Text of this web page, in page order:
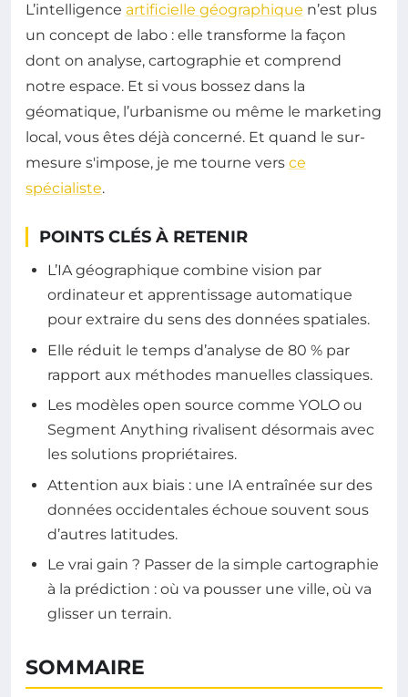
L’intelligence artificielle géographique n’est plus
un concept de labo : elle transforme la façon
dont on analyse, cartographie et comprend
notre espace. Et si vous bossez dans la
géomatique, l’urbanisme ou même le marketing
local, vous êtes déjà concerné. Et quand le sur-
mesure s'impose, je me tourne vers ce
spécialiste.
POINTS CLÉS À RETENIR
L’IA géographique combine vision par
ordinateur et apprentissage automatique
pour extraire du sens des données spatiales.
Elle réduit le temps d’analyse de 80 % par
rapport aux méthodes manuelles classiques.
Les modèles open source comme YOLO ou
Segment Anything rivalisent désormais avec
les solutions propriétaires.
Attention aux biais : une IA entraînée sur des
données occidentales échoue souvent sous
d’autres latitudes.
Le vrai gain ? Passer de la simple cartographie
à la prédiction : où va pousser une ville, où va
glisser un terrain.
SOMMAIRE